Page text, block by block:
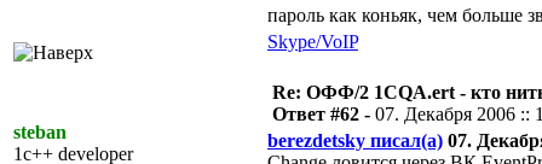
пароль как коньяк, чем больше
Skype/VoIP
steban
1c++ developer
Re: ОФФ/2 1CQA.ert - кто
Ответ #62 - 07. Декабря 2006 ::
berezdetsky писал(а) 07.